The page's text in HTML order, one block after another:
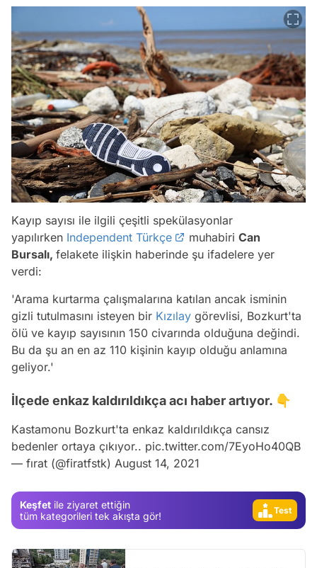
Kayıp sayısı ile ilgili çeşitli spekülasyonlar
yapılırken Independent Türkçe muhabiri Can
Bursalı, felakete ilişkin haberinde şu ifadelere yer
verdi:
'Arama kurtarma çalışmalarına katılan ancak isminin
gizli tutulmasını isteyen bir Kızılay görevlisi, Bozkurt'ta
ölü ve kayıp sayısının 150 civarında olduğuna değindi.
Bu da şu an en az 110 kişinin kayıp olduğu anlamına
geliyor.'
İlçede enkaz kaldırıldıkça acı haber artıyor. 👇
Kastamonu Bozkurt'ta enkaz kaldırıldıkça cansız
bedenler ortaya çıkıyor.. pic.twitter.com/7EyoHo40QB
— fırat (@firatfstk) August 14, 2021
Keşfet ile ziyaret ettiğin
tüm kategorileri tek akışta gör!
Video
Gündem
Test